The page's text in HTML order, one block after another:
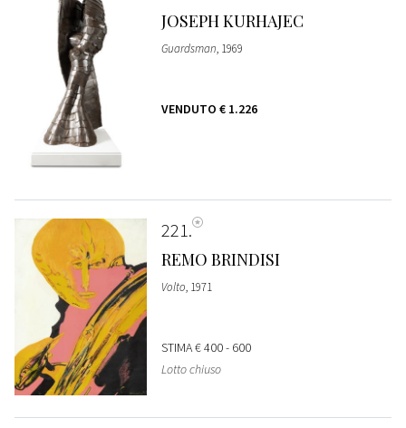
JOSEPH KURHAJEC
Guardsman, 1969
VENDUTO € 1.226
221
REMO BRINDISI
Volto, 1971
STIMA€ 400 - 600
Lotto chiuso